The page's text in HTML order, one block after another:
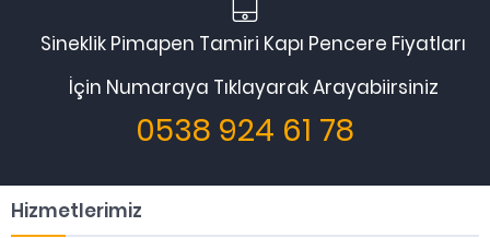
Sineklik Pimapen Tamiri Kapı Pencere Fiyatları
İçin Numaraya Tıklayarak Arayabiirsiniz
0538 924 61 78
Hizmetlerimiz